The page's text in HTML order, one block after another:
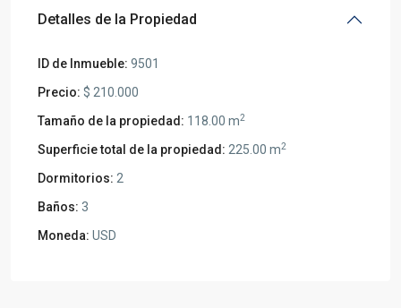
Detalles de la Propiedad
ID de Inmueble: 9501
Precio: $ 210.000
Tamaño de la propiedad: 118.00 m2
Superficie total de la propiedad: 225.00 m2
Dormitorios: 2
Baños: 3
Moneda: USD